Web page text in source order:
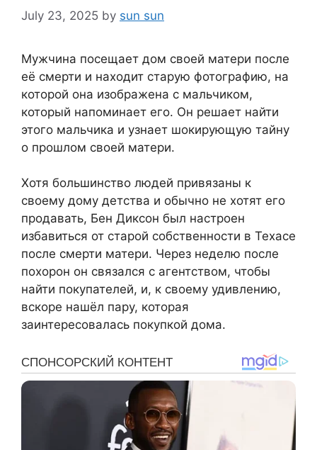
July 23, 2025 by sun sun
Мужчина посещает дом своей матери после
её смерти и находит старую фотографию, на
которой она изображена с мальчиком,
который напоминает его. Он решает найти
этого мальчика и узнает шокирующую тайну
о прошлом своей матери.
Хотя большинство людей привязаны к
своему дому детства и обычно не хотят его
продавать, Бен Диксон был настроен
избавиться от старой собственности в Техасе
после смерти матери. Через неделю после
похорон он связался с агентством, чтобы
найти покупателей, и, к своему удивлению,
вскоре нашёл пару, которая
заинтересовалась покупкой дома.